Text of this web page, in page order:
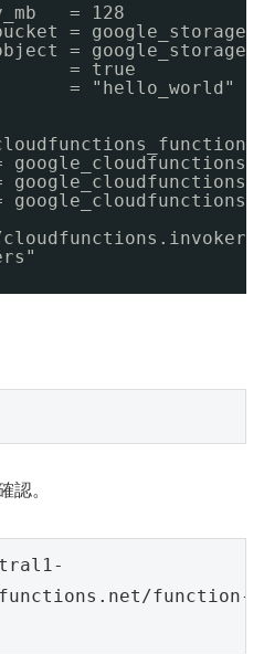
= 128
=
=
= true
= "hello_world"
認。
function-